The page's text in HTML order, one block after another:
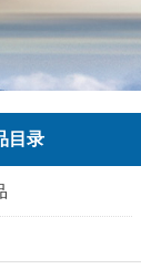
目录